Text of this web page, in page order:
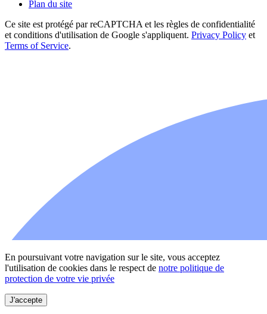
Plan du site
Ce site est protégé par reCAPTCHA et les règles de confidentialité
et conditions d'utilisation de Google s'appliquent. Privacy Policy et
Terms of Service.
En poursuivant votre navigation sur le site, vous acceptez
l'utilisation de cookies dans le respect de notre politique de
protection de votre vie privée
J'accepte